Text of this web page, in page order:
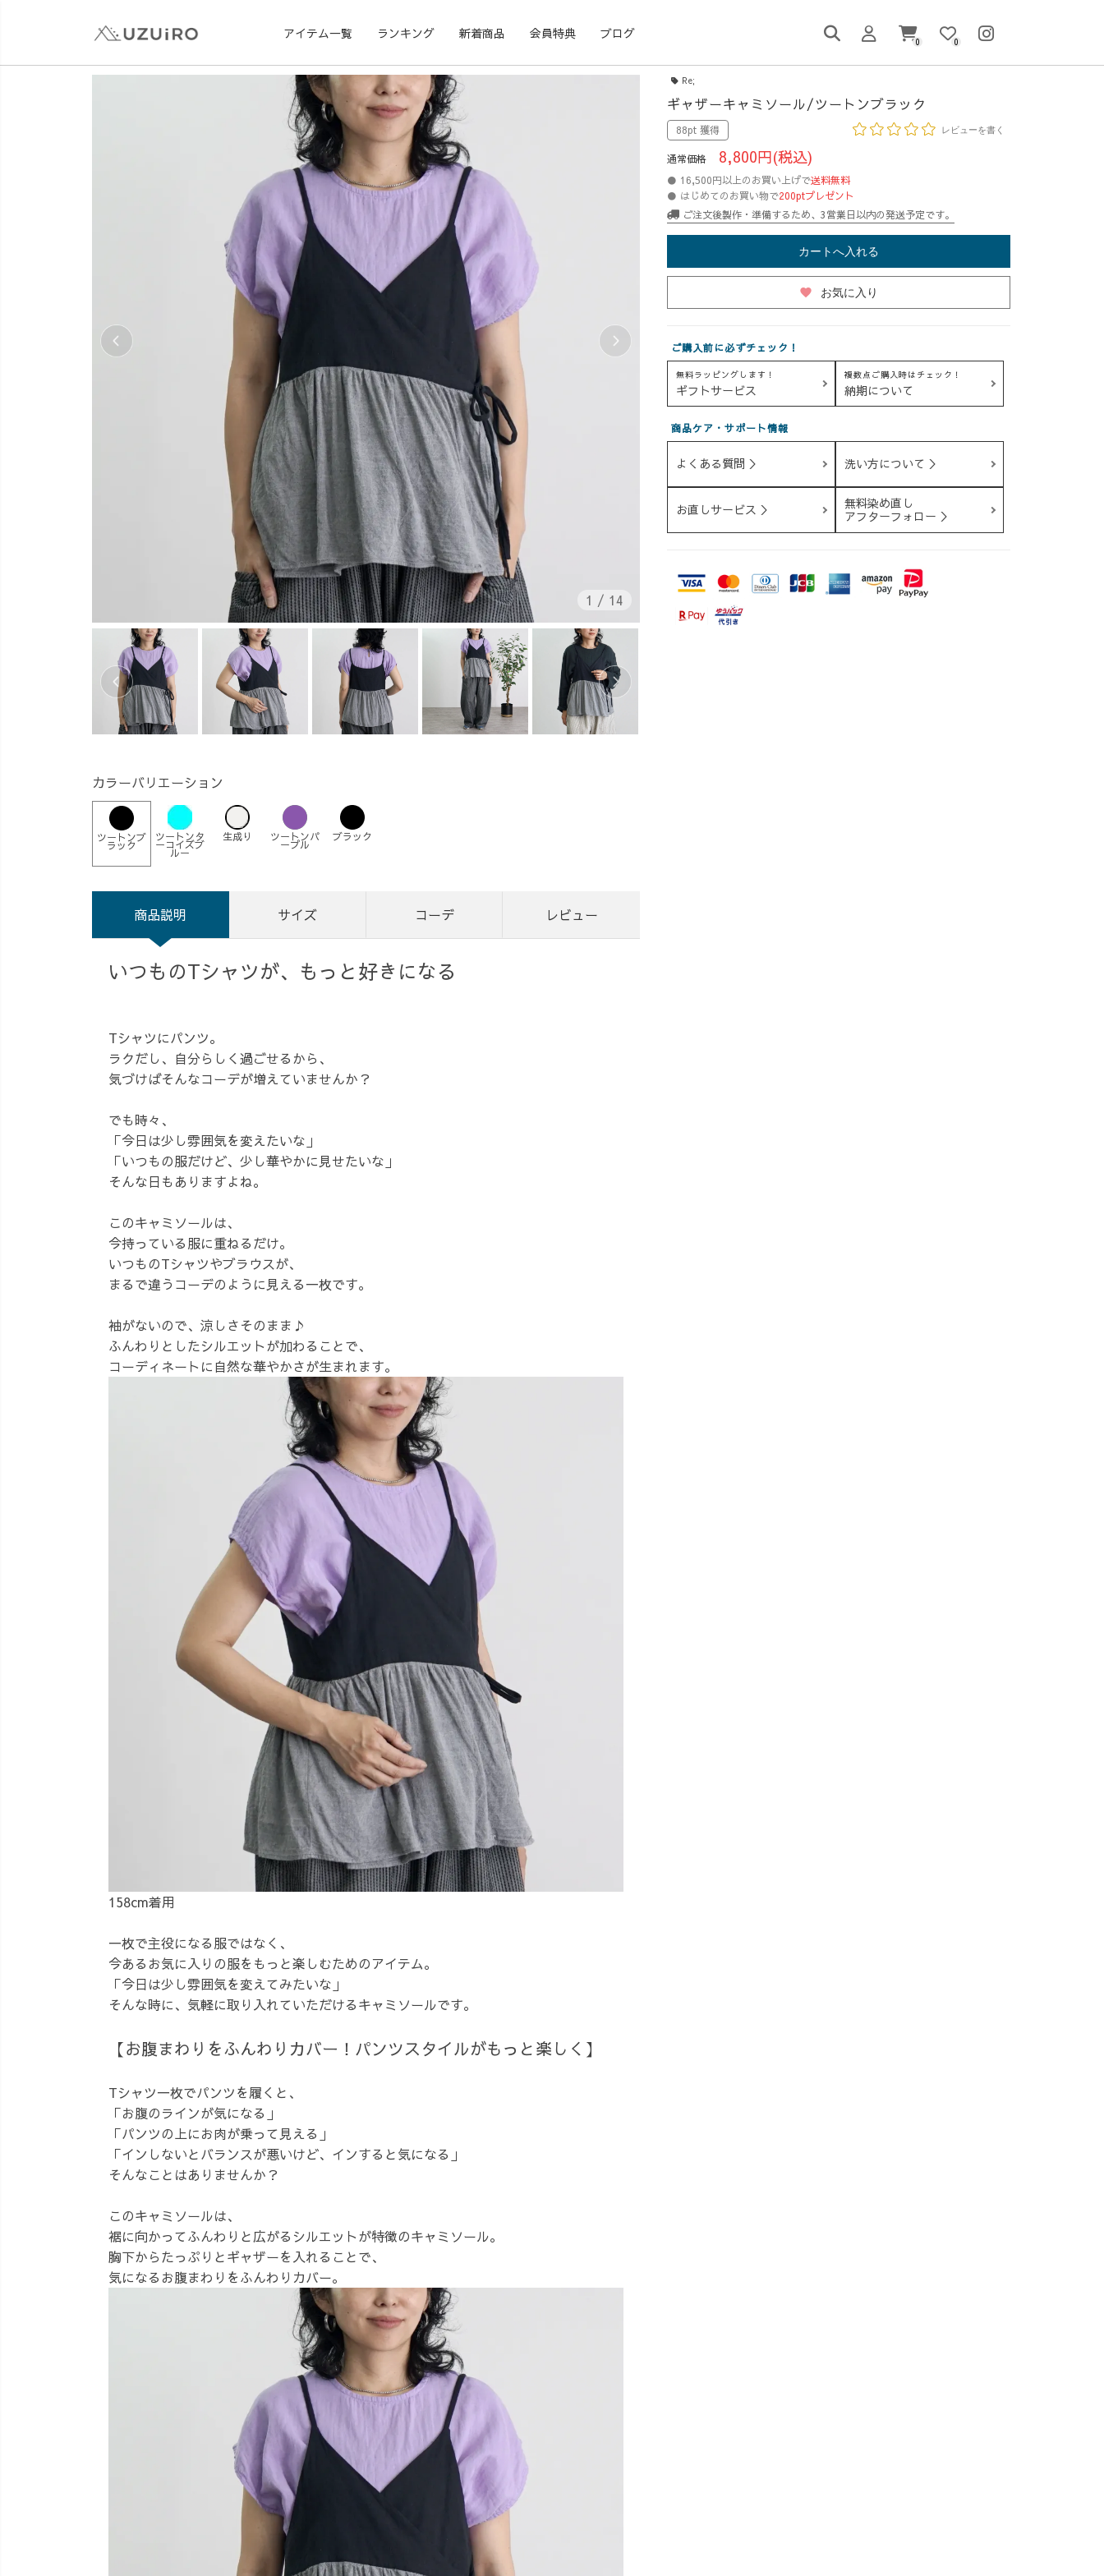
アイテム一覧 ランキング 新着商品 会員特典 ブログ
0 0
1 / 14
カラーバリエーション
ツートンブ
ラック
ツートンタ
ーコイズブ
ルー
生成り ツートンパ
ープル
ブラック
商品説明 サイズ コーデ レビュー
いつものTシャツが、もっと好きになる
Tシャツにパンツ。
ラクだし、自分らしく過ごせるから、
気づけばそんなコーデが増えていませんか？
でも時々、
「今日は少し雰囲気を変えたいな」
「いつもの服だけど、少し華やかに見せたいな」
そんな日もありますよね。
このキャミソールは、
今持っている服に重ねるだけ。
いつものTシャツやブラウスが、
まるで違うコーデのように見える一枚です。
袖がないので、涼しさそのまま♪
ふんわりとしたシルエットが加わることで、
コーディネートに自然な華やかさが生まれます。
158cm着用
一枚で主役になる服ではなく、
今あるお気に入りの服をもっと楽しむためのアイテム。
「今日は少し雰囲気を変えてみたいな」
そんな時に、気軽に取り入れていただけるキャミソールです。
【お腹まわりをふんわりカバー！パンツスタイルがもっと楽しく】
Tシャツ一枚でパンツを履くと、
「お腹のラインが気になる」
「パンツの上にお肉が乗って見える」
「インしないとバランスが悪いけど、インすると気になる」
そんなことはありませんか？
このキャミソールは、
裾に向かってふんわりと広がるシルエットが特徴のキャミソール。
胸下からたっぷりとギャザーを入れることで、
気になるお腹まわりをふんわりカバー。
Re;
ギャザーキャミソール/ツートンブラック
88pt 獲得 レビューを書く
通常価格 8,800円(税込)
● 16,500円以上のお買い上げで送料無料
● はじめてのお買い物で200ptプレゼント
ご注文後製作・準備するため、3営業日以内の発送予定です。
カートへ入れる
favorite お気に入り
ご購入前に必ずチェック！
無料ラッピングします！
ギフトサービス
複数点ご購入時はチェック！
納期について
商品ケア・サポート情報
よくある質問 ＞ 洗い方について ＞
お直しサービス ＞
無料染め直し
アフターフォロー ＞